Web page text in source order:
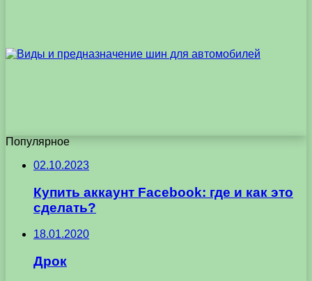
Популярное
02.10.2023
Купить аккаунт Facebook: где и как это
сделать?
18.01.2020
Дрок